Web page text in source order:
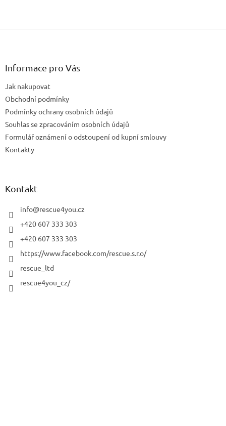
Z
Informace pro Vás
Jak nakupovat
Obchodní podmínky
Podmínky ochrany osobních údajů
Souhlas se zpracováním osobních údajů
Formulář oznámení o odstoupení od kupní smlouvy
Kontakty
Kontakt
info@rescue4you.cz
+420 607 333 303
+420 607 333 303
https://www.facebook.com/rescue.s.r.o/
rescue_ltd
rescue4you_cz/